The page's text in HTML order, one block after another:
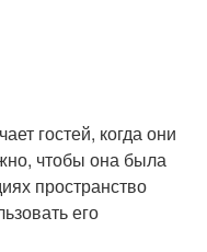
гостей, когда они
чтобы она была
пространство
его